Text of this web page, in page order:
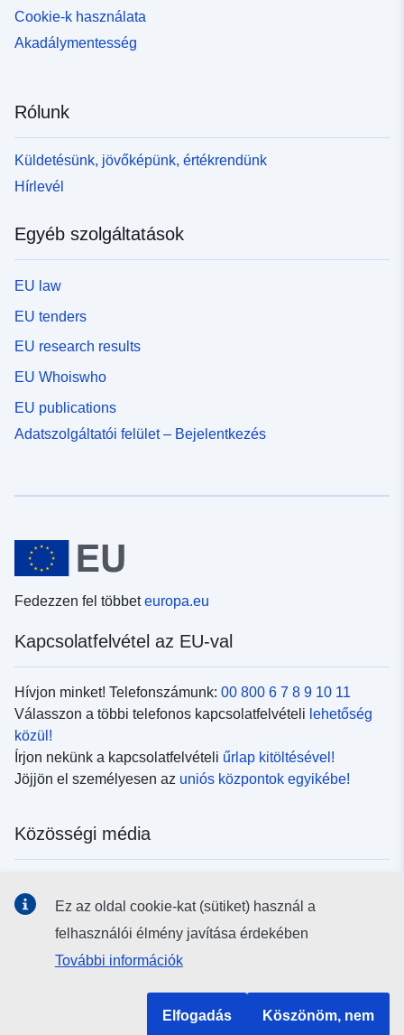
Cookie-k használata
Akadálymentesség
Rólunk
Küldetésünk, jövőképünk, értékrendünk
Hírlevél
Egyéb szolgáltatások
EU law
EU tenders
EU research results
EU Whoiswho
EU publications
Adatszolgáltatói felület – Bejelentkezés
Fedezzen fel többeteuropa.eu
Kapcsolatfelvétel az EU-val
Hívjon minket! Telefonszámunk: 00 800 6 7 8 9 10 11
Válasszon a többi telefonos kapcsolatfelvételi lehetőség
közül!
Írjon nekünk a kapcsolatfelvételi űrlap kitöltésével!
Jöjjön el személyesen az uniós központok egyikébe!
Közösségi média
Uniós intézmények és szervek
Ez az oldal cookie-kat (sütiket) használ a
felhasználói élmény javítása érdekében
További információk
Elfogadás Köszönöm, nem